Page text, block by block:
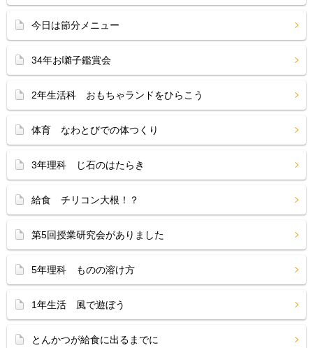
今日は節分メニュー
34年お囃子鑑賞会
2年生活科 おもちゃランドをひらこう
体育 なわとびでの体つくり
3年理科 じ石のはたらき
給食 チリコン大根！？
第5回授業研究会がありました
5年理科 ものの溶け方
1年生活 風で遊ぼう
とんかつが給食に出るまでに